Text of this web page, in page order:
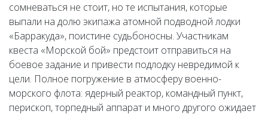
сомневаться не стоит, но те испытания, которые
выпали на долю экипажа атомной подводной лодки
«Барракуда», поистине судьбоносны. Участникам
квеста «Морской бой» предстоит отправиться на
боевое задание и привести подлодку невредимой к
цели. Полное погружение в атмосферу военно-
морского флота: ядерный реактор, командный пункт,
перископ, торпедный аппарат и много другого ожидает